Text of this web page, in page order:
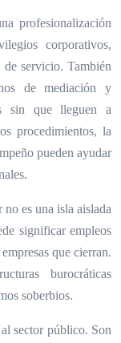
profesionalización
corporativos,
servicio. También
de mediación y
sin que lleguen a
procedimientos, la
pueden ayudar
es una isla aislada
significar empleos
que cierran.
burocráticas
soberbios.
sector público. Son